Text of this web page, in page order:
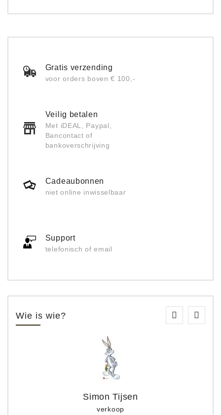
Gratis verzending
voor orders boven € 100,-
Veilig betalen
Met iDEAL, Paypal,
Bancontact of
bankoverschrijving
Cadeaubonnen
niet online inwisselbaar
Support
telefonisch of email
Wie is wie?
Simon Tijsen
verkoop